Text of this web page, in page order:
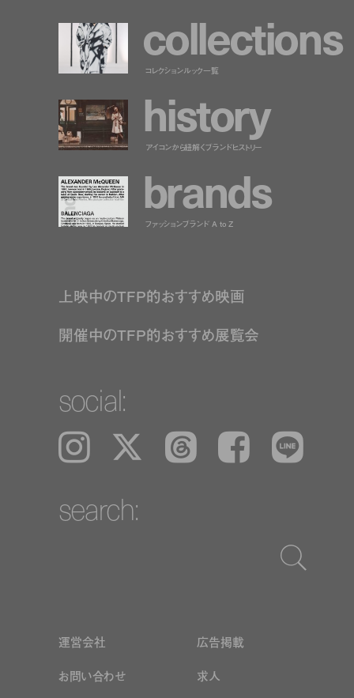
collections
コレクションルック一覧
history
アイコンから紐解くブランドヒストリー
brands
ファッションブランド A to Z
上映中のTFP的おすすめ映画
開催中のTFP的おすすめ展覧会
social:
Instagram 𝕏 Threads Facebook LINE
search:
運営会社
広告掲載
お問い合わせ
求人